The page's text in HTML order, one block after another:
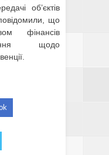
об’єктів
що
фінансів
щодо